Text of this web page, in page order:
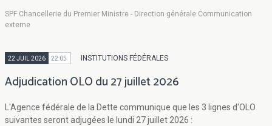
SPF Chancellerie du Premier Ministre - Direction générale Communication
externe
22 JUIL 2026 22:05 INSTITUTIONS FÉDÉRALES
Adjudication OLO du 27 juillet 2026
L'Agence fédérale de la Dette communique que les 3 lignes d'OLO
suivantes seront adjugées le lundi 27 juillet 2026 :